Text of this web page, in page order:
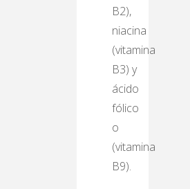
B2),
niacina
(vitamina
B3) y
ácido
fólico
o
(vitamina
B9).